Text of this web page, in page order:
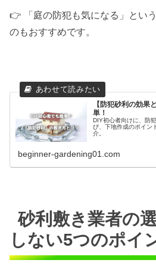
👉 「庭の防犯も気になる」とい
のもおすすめです。
【防犯砂利の効果
単！
DIY初心者向けに、防
び、下地作成のポイン
介。
beginner-gardening01.com
砂利敷き業者の
しない5つのポイ